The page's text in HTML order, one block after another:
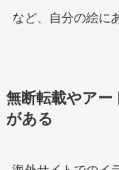
など、自分の絵に
無断転載やアー
がある